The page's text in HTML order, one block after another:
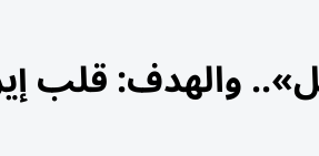
والهدف: قلب